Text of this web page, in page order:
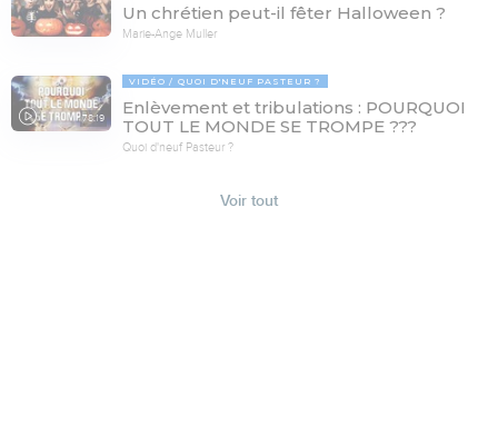
Un chrétien peut-il fêter Halloween ?
Marie-Ange Muller
78:19
VIDÉO QUOI D'NEUF PASTEUR ?
Enlèvement et tribulations : POURQUOI
TOUT LE MONDE SE TROMPE ???
Quoi d'neuf Pasteur ?
Voir tout